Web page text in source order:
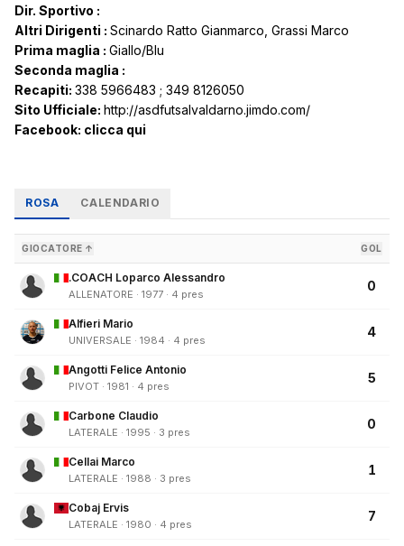
Dir. Sportivo :
Altri Dirigenti : Scinardo Ratto Gianmarco, Grassi Marco
Prima maglia : Giallo/Blu
Seconda maglia :
Recapiti: 338 5966483 ; 349 8126050
Sito Ufficiale: http://asdfutsalvaldarno.jimdo.com/
Facebook: clicca qui
ROSA CALENDARIO
GIOCATORE ↑ GOL
.COACH Loparco Alessandro
ALLENATORE · 1977 · 4 pres
0
Alfieri Mario
UNIVERSALE · 1984 · 4 pres
4
Angotti Felice Antonio
PIVOT · 1981 · 4 pres
5
Carbone Claudio
LATERALE · 1995 · 3 pres
0
Cellai Marco
LATERALE · 1988 · 3 pres
1
Cobaj Ervis
LATERALE · 1980 · 4 pres
7